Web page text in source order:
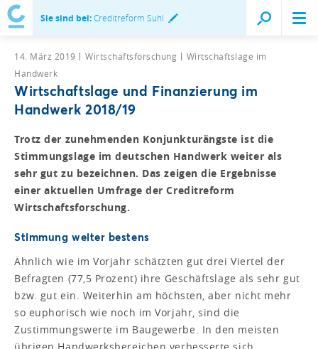
Sie sind bei:Creditreform Suhl
14. März 2019 Wirtschaftsforschung
Wirtschaftslage im
Handwerk
Wirtschaftslage und Finanzierung im
Handwerk 2018/19
Trotz der zunehmenden Konjunkturängste ist die
Stimmungslage im deutschen Handwerk weiter als
sehr gut zu bezeichnen. Das zeigen die Ergebnisse
einer aktuellen Umfrage der Creditreform
Wirtschaftsforschung.
Stimmung weiter bestens
Ähnlich wie im Vorjahr schätzten gut drei Viertel der
Befragten (77,5 Prozent) ihre Geschäftslage als sehr gut
bzw. gut ein. Weiterhin am höchsten, aber nicht mehr
so euphorisch wie noch im Vorjahr, sind die
Zustimmungswerte im Baugewerbe. In den meisten
übrigen Handwerksbereichen verbesserte sich